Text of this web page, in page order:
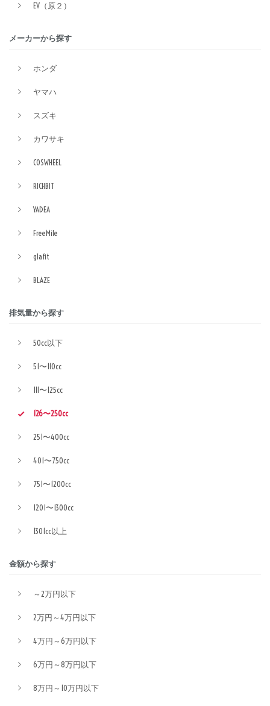
EV（原２）
メーカーから探す
ホンダ
ヤマハ
スズキ
カワサキ
COSWHEEL
RICHBIT
YADEA
FreeMile
glafit
BLAZE
排気量から探す
50cc以下
51〜110cc
111〜125cc
126〜250cc
251〜400cc
401〜750cc
751〜1200cc
1201〜1300cc
1301cc以上
金額から探す
～2万円以下
2万円～4万円以下
4万円～6万円以下
6万円～8万円以下
8万円～10万円以下